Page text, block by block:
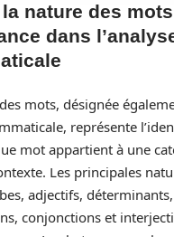
nature des
dans
mots, désignée
représente
mot appartient à une
Les principales
adjectifs,
conjonctions et